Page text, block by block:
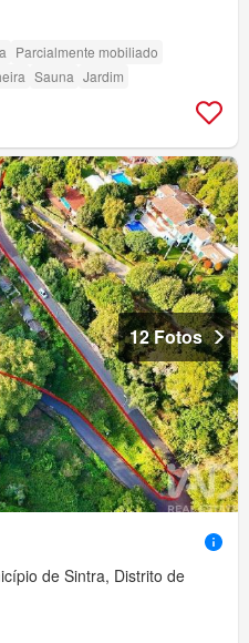
Parcialmente mobiliado
Sauna Jardim
12 Fotos
de Sintra, Distrito de